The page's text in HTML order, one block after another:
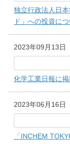
独立行政法人日
ド」への投資に
2023年09月13日
化学工業日報に
2023年06月16日
「INCHEM